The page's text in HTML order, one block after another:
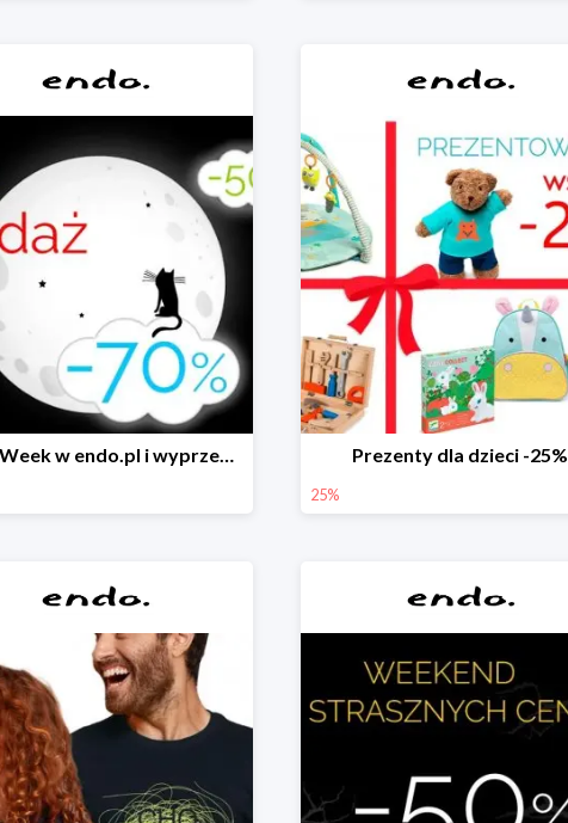
Black Week w endo.pl i wyprzedaże do -70& Prezenty dla dzieci -25%
25%